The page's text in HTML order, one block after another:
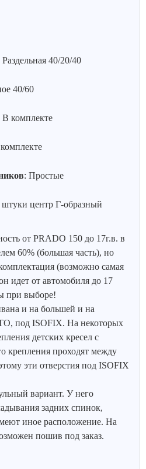
Раздельная 40/20/40
40/60
В комплекте
: Простые
штуки центр Г-образный
от PRADO 150 до 17г.в. в
60% (большая часть), но
(возможно самая
идет от автомобиля до 17
при выборе!
и на большей и на
под ISOFIX. На некоторых
детских кресел с
крепления проходят между
эти отверстия под ISOFIX
вариант. У него
задних спинок,
иное расположение. На
пошив под заказ.